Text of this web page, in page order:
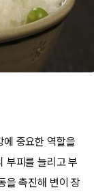
에 중요한 역할을
부피를 늘리고 부
을 촉진해 변이 장